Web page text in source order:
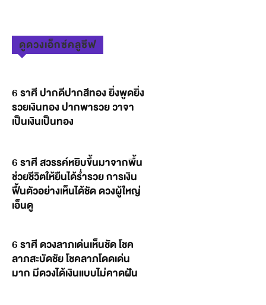
ดูดวงเอ็กซ์คลูซีฟ
6 ราศี ปากดีปากสีทอง ยิ่งพูดยิ่ง
รวยเงินทอง ปากพารวย วาจา
เป็นเงินเป็นทอง
6 ราศี สวรรค์หยิบขึ้นมาจากพื้น
ช่วยชีวิตให้ยืนได้ร่ำรวย การเงิน
ฟื้นตัวอย่างเห็นได้ชัด ดวงผู้ใหญ่
เอ็นดู
6 ราศี ดวงลาภเด่นเห็นชัด โชค
ลาภสะบัดชัย โชคลาภโดดเด่น
มาก มีดวงได้เงินแบบไม่คาดฝัน